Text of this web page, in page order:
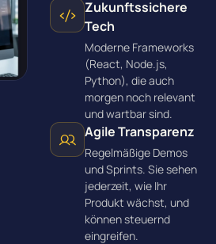
Zukunftssichere
Tech
Moderne Frameworks
(React, Node.js,
Python), die auch
morgen noch relevant
und wartbar sind.
Agile Transparenz
Regelmäßige Demos
und Sprints. Sie sehen
jederzeit, wie Ihr
Produkt wächst, und
können steuernd
eingreifen.